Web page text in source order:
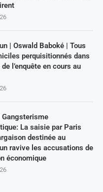
| Oswald Baboké | Tous
perquisitionnés dans
de l’enquête en cours au
Gangsterisme
La saisie par Paris
destinée au
ravive les accusations de
économique